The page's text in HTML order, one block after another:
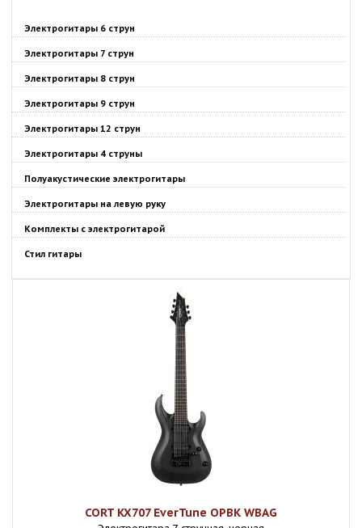
Электрогитары 6 струн
Электрогитары 7 струн
Электрогитары 8 струн
Электрогитары 9 струн
Электрогитары 12 струн
Электрогитары 4 струны
Полуакустические электрогитары
Электрогитары на левую руку
Комплекты с электрогитарой
Стил гитары
CORT KX707 EverTune OPBK WBAG